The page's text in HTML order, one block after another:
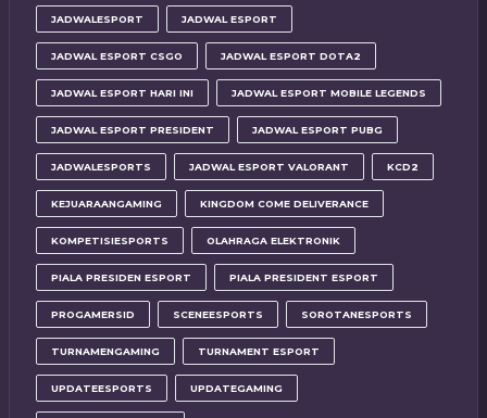
JADWALESPORT JADWAL ESPORT
JADWAL ESPORT CSGO JADWAL ESPORT DOTA2
JADWAL ESPORT HARI INI JADWAL ESPORT MOBILE LEGENDS
JADWAL ESPORT PRESIDENT JADWAL ESPORT PUBG
JADWALESPORTS JADWAL ESPORT VALORANT KCD2
KEJUARAANGAMING KINGDOM COME DELIVERANCE
KOMPETISIESPORTS OLAHRAGA ELEKTRONIK
PIALA PRESIDEN ESPORT PIALA PRESIDENT ESPORT
PROGAMERSID SCENEESPORTS SOROTANESPORTS
TURNAMENGAMING TURNAMENT ESPORT
UPDATEESPORTS UPDATEGAMING